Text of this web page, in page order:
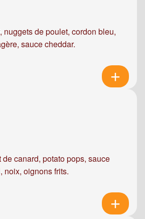
nuggets de poulet, cordon bleu,
sauce cheddar.
canard, potato pops, sauce
noix, oignons frits.